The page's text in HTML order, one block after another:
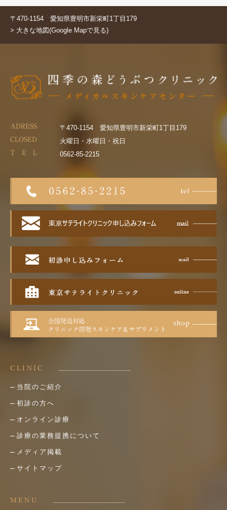
〒470-1154 愛知県豊明市新栄町1丁目179
> 大きな地図(Google Mapで見る)
ADRESS 〒470-1154 愛知県豊明市新栄町1丁目179
CLOSED 火曜日・水曜日・祝日
T E L 0562-85-2215
CLINIC
当院のご紹介
初診の方へ
オンライン診療
診療の業務提携について
メディア掲載
サイトマップ
MENU